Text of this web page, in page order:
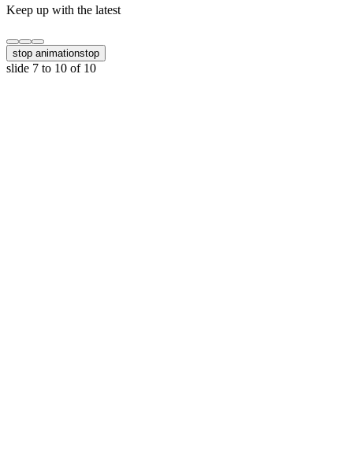
Keep up with the latest
stop animationstop
slide 7 to 10 of 10